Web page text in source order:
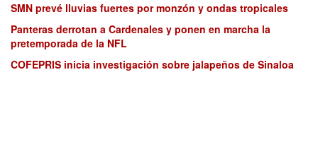
SMN prevé lluvias fuertes por monzón y ondas tropicales
Panteras derrotan a Cardenales y ponen en marcha la
pretemporada de la NFL
COFEPRIS inicia investigación sobre jalapeños de Sinaloa